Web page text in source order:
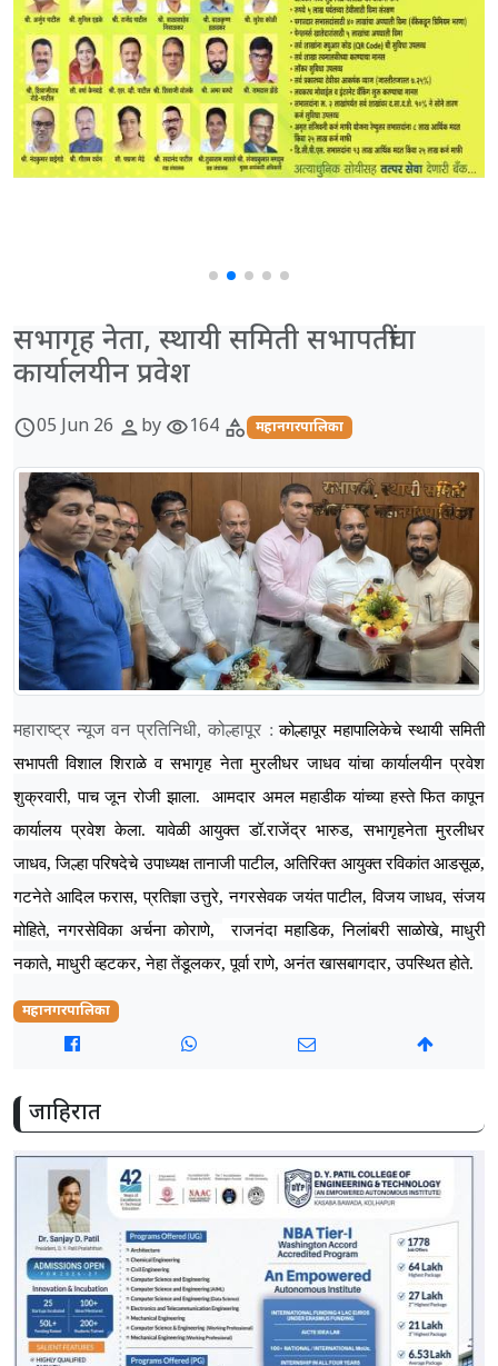
सभागृह नेता, स्थायी समिती सभापतींचा
कार्यालयीन प्रवेश
schedule05 Jun 26 personby visibility164 category महानगरपालिका
महाराष्ट्र न्यूज वन प्रतिनिधी, कोल्हापूर : कोल्हापूर महापालिकेचे स्थायी समिती
सभापती विशाल शिराळे व सभागृह नेता मुरलीधर जाधव यांचा कार्यालयीन प्रवेश
शुक्रवारी, पाच जून रोजी झाला. आमदार अमल महाडीक यांच्या हस्ते फित कापून
कार्यालय प्रवेश केला. यावेळी आयुक्त डॉ.राजेंद्र भारुड,सभागृहनेता मुरलीधर
जाधव,जिल्हा परिषदेचे उपाध्यक्ष तानाजी पाटील,अतिरिक्त आयुक्त रविकांत आडसूळ,
गटनेते आदिल फरास,प्रतिज्ञा उत्तुरे,नगरसेवक जयंत पाटील,विजय जाधव,संजय
मोहिते,नगरसेविका अर्चना कोराणे, राजनंदा महाडिक,निलांबरी साळोखे, माधुरी
नकाते,माधुरी व्हटकर,नेहा तेंडूलकर,पूर्वा राणे, अनंत खासबागदार,उपस्थित होते.
महानगरपालिका
जाहिरात